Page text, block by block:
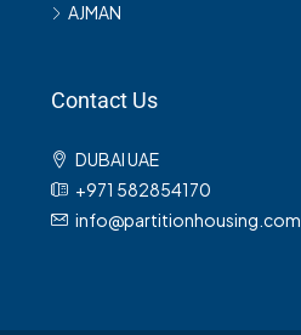
AJMAN
Contact Us
DUBAI UAE
+971 582854170
info@partitionhousing.com